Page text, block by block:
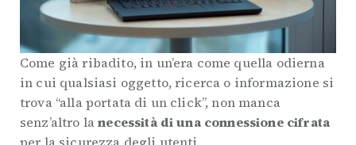
Come già ribadito, in un’era come quella odierna
in cui qualsiasi oggetto, ricerca o informazione si
trova “alla portata di un click”, non manca
senz’altro lanecessità di una connessione cifrata